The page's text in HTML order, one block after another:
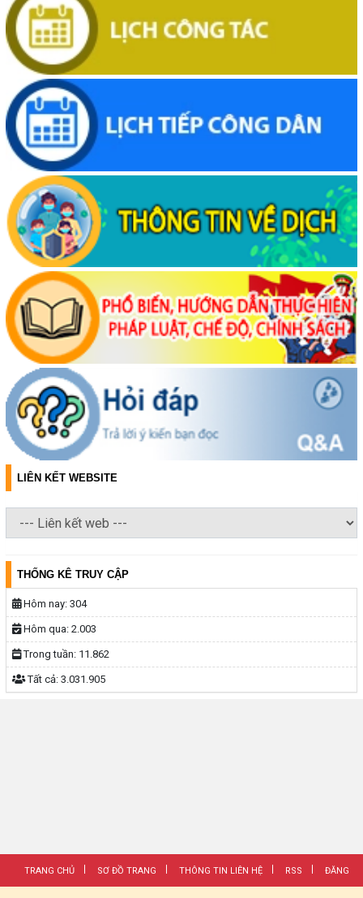
LIÊN KẾT WEBSITE
THỐNG KÊ TRUY CẬP
Hôm nay: 304
Hôm qua: 2.003
Trong tuần: 11.862
Tất cả: 3.031.905
TRANG CHỦ SƠ ĐỒ TRANG THÔNG TIN LIÊN HỆ RSS ĐĂNG